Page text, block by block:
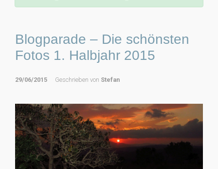
Blogparade – Die schönsten
Fotos 1. Halbjahr 2015
29/06/2015 Geschrieben von Stefan